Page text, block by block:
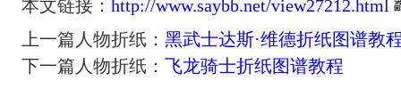
本文链接： http://www.saybb.net/view27212.html
上一篇人物折纸： 黑武士达斯·维德折纸图谱教
下一篇人物折纸： 飞龙骑士折纸图谱教程